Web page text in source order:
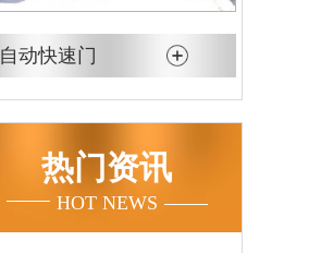
自动快速门
热门资讯
HOT NEWS